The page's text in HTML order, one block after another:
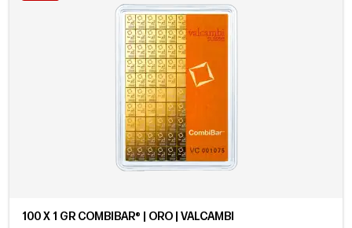
100 X 1 GR COMBIBAR® | ORO | VALCAMBI